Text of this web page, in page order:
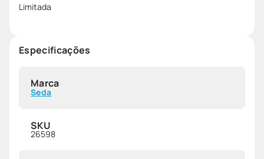
Limitada
Especificações
Marca
Seda
SKU
26598